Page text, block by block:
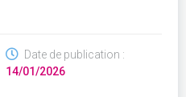
Date de publication :
14/01/2026